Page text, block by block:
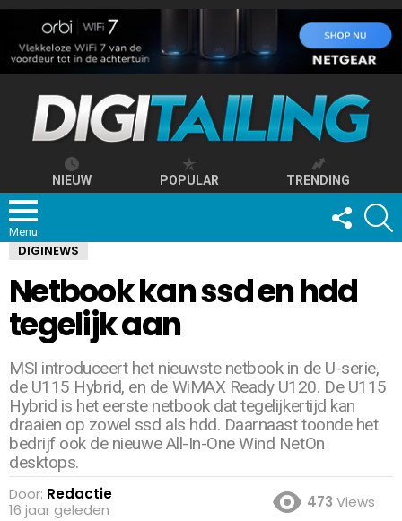
NIEUW POPULAR TRENDING
Menu
FOLLOW
US
DIGINEWS
Netbook kan ssd en hdd
tegelijk aan
MSI introduceert het nieuwste netbook in de U-serie,
de U115 Hybrid, en de WiMAX Ready U120. De U115
Hybrid is het eerste netbook dat tegelijkertijd kan
draaien op zowel ssd als hdd. Daarnaast toonde het
bedrijf ook de nieuwe All-In-One Wind NetOn
desktops.
Door: Redactie
16 jaar geleden
473 Views